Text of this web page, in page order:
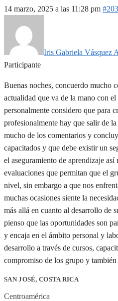
14 marzo, 2025 a las 11:28 pm
Iris Gabriela Vásquez
Participante
Buenas noches, concuerdo mucho
actualidad que va de la mano con
personalmente considero que para
profesionalmente hay que salir de
mucho de los comentarios y
capacitados y que debe existir un
el aseguramiento de aprendizaje
evaluaciones que permitan que el
nivel, sin embargo a que nos
muchas ocasiones siente la
más allá en cuanto al desarrollo de
pienso que las oportunidades son
y encaja en el ámbito personal y
desarrollo a través de cursos,
compromiso de los grupo y
SAN JOSÉ, COSTA RICA
Centroamérica